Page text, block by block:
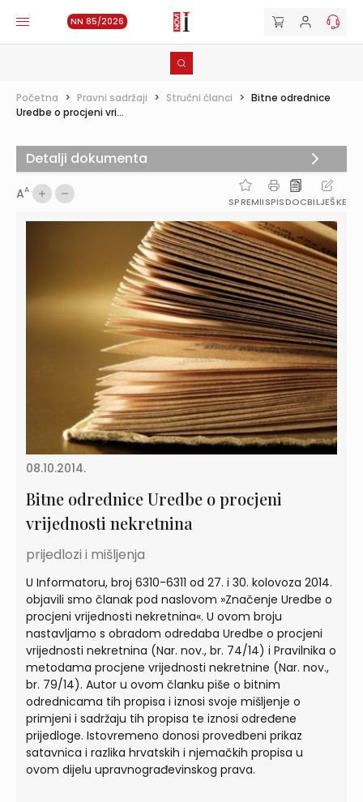
NN 85/2026
Početna > Pravni sadržaji > Stručni članci > Bitne odrednice
Uredbe o procjeni vri...
AA
SPREMIISPISDOCBILJEŠKE
08.10.2014.
Bitne odrednice Uredbe o procjeni
vrijednosti nekretnina
prijedlozi i mišljenja
U Informatoru, broj 6310-6311 od 27. i 30. kolovoza 2014.
objavili smo članak pod naslovom »Značenje Uredbe o
procjeni vrijednosti nekretnina«. U ovom broju
nastavljamo s obradom odredaba Uredbe o procjeni
vrijednosti nekretnina (Nar. nov., br. 74/14) i Pravilnika o
metodama procjene vrijednosti nekretnine (Nar. nov.,
br. 79/14). Autor u ovom članku piše o bitnim
odrednicama tih propisa i iznosi svoje mišljenje o
primjeni i sadržaju tih propisa te iznosi određene
prijedloge. Istovremeno donosi provedbeni prikaz
satavnica i razlika hrvatskih i njemačkih propisa u
ovom dijelu upravnograđevinskog prava.
Detalji dokumenta